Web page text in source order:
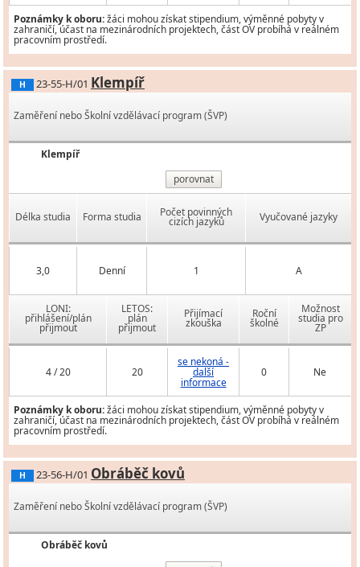
Poznámky k oboru:žáci mohou získat stipendium, výměnné pobyty v
zahraničí, účast na mezinárodních projektech, část OV probíhá v reálném
pracovním prostředí.
H 23-55-H/01 Klempíř
Zaměření nebo Školní vzdělávací program (ŠVP)
Klempíř
porovnat
Délka studia Forma studia Počet povinných
cizích jazyků Vyučované jazyky
3,0 Denní 1 A
LONI:
přihlášení/plán
přijmout
LETOS:
plán
přijmout
Přijímací
zkouška
Roční
školné
Možnost
studia pro
ZP
4 / 20 20
se nekoná -
další
informace
0 Ne
Poznámky k oboru:žáci mohou získat stipendium, výměnné pobyty v
zahraničí, účast na mezinárodních projektech, část OV probíhá v reálném
pracovním prostředí.
H 23-56-H/01 Obráběč kovů
Zaměření nebo Školní vzdělávací program (ŠVP)
Obráběč kovů